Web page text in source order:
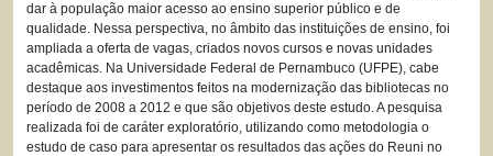
dar à população maior acesso ao ensino superior público e de
qualidade. Nessa perspectiva, no âmbito das instituições de ensino, foi
ampliada a oferta de vagas, criados novos cursos e novas unidades
acadêmicas. Na Universidade Federal de Pernambuco (UFPE), cabe
destaque aos investimentos feitos na modernização das bibliotecas no
período de 2008 a 2012 e que são objetivos deste estudo. A pesquisa
realizada foi de caráter exploratório, utilizando como metodologia o
estudo de caso para apresentar os resultados das ações do Reuni no